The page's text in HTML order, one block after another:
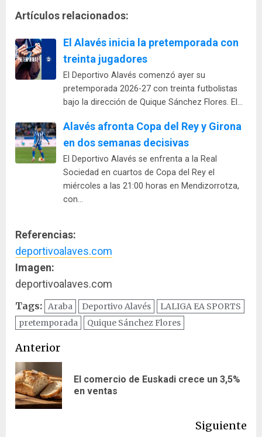
Artículos relacionados:
El Alavés inicia la pretemporada con
treinta jugadores
El Deportivo Alavés comenzó ayer su
pretemporada 2026-27 con treinta futbolistas
bajo la dirección de Quique Sánchez Flores. El…
Alavés afronta Copa del Rey y Girona
en dos semanas decisivas
El Deportivo Alavés se enfrenta a la Real
Sociedad en cuartos de Copa del Rey el
miércoles a las 21:00 horas en Mendizorrotza,
con…
Referencias:
deportivoalaves.com
Imagen:
deportivoalaves.com
Tags: Araba Deportivo Alavés
LALIGA EA SPORTS
pretemporada
Quique Sánchez Flores
Navegación
de
entradas
Anterior
El comercio de Euskadi crece un 3,5%
en ventas
Siguiente